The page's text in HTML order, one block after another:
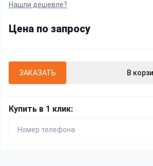
Нашли дешевле?
Цена по запросу
ЗАКАЗАТЬ В
Купить в 1 клик: